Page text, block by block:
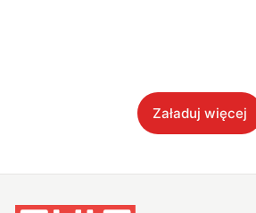
Załaduj więcej